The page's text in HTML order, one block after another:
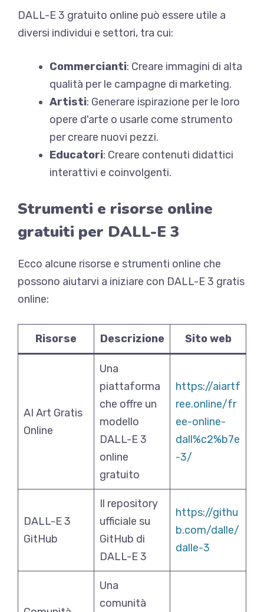
DALL-E 3 gratuito online può essere utile a
diversi individui e settori, tra cui:
Commercianti: Creare immagini di alta
qualità per le campagne di marketing.
Artisti: Generare ispirazione per le loro
opere d'arte o usarle come strumento
per creare nuovi pezzi.
Educatori: Creare contenuti didattici
interattivi e coinvolgenti.
Strumenti e risorse online
gratuiti per DALL-E 3
Ecco alcune risorse e strumenti online che
possono aiutarvi a iniziare con DALL-E 3 gratis
online:
Risorse Descrizione Sito web
AI Art Gratis
Online
Una
piattaforma
che offre un
modello
DALL-E 3
online
gratuito
https://aiartf
ree.online/fr
ee-online-
dall%c2%b7e
-3/
DALL-E 3
GitHub
Il repository
ufficiale su
GitHub di
DALL-E 3
https://githu
b.com/dalle/
dalle-3
Una
comunità